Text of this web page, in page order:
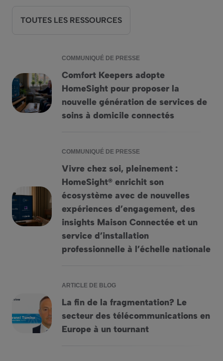
TOUTES LES RESSOURCES
COMMUNIQUÉ DE PRESSE
Comfort Keepers adopte
HomeSight pour proposer la
nouvelle génération de services de
soins à domicile connectés
Comfort Keepers adopte HomeSight pour proposer la
COMMUNIQUÉ DE PRESSE
Vivre chez soi, pleinement :
HomeSight® enrichit son
écosystème avec de nouvelles
expériences d’engagement, des
insights Maison Connectée et un
service d’installation
professionnelle à l’échelle nationale
Vivre chez soi, pleinement : HomeSight® enrichit son
ARTICLE DE BLOG
La fin de la fragmentation? Le
secteur des télécommunications en
Europe à un tournant
La fin de la fragmentation? Le secteur des